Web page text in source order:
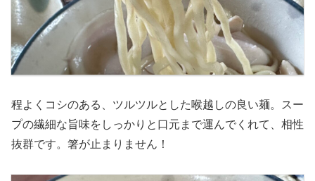
程よくコシのある、ツルツルとした喉越しの良い麺。スー
プの繊細な旨味をしっかりと口元まで運んでくれて、相性
抜群です。箸が止まりません！